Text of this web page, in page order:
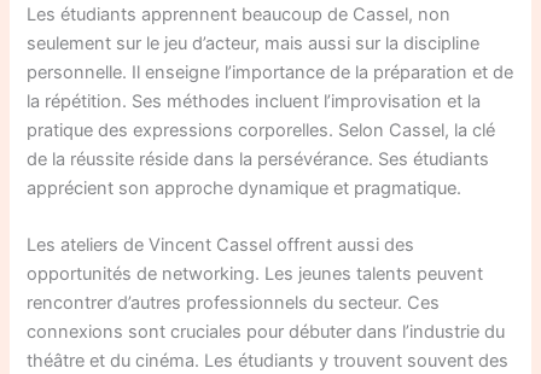
Les étudiants apprennent beaucoup de Cassel, non
seulement sur le jeu d’acteur, mais aussi sur la discipline
personnelle. Il enseigne l’importance de la préparation et de
la répétition. Ses méthodes incluent l’improvisation et la
pratique des expressions corporelles. Selon Cassel, la clé
de la réussite réside dans la persévérance. Ses étudiants
apprécient son approche dynamique et pragmatique.
Les ateliers de Vincent Cassel offrent aussi des
opportunités de networking. Les jeunes talents peuvent
rencontrer d’autres professionnels du secteur. Ces
connexions sont cruciales pour débuter dans l’industrie du
théâtre et du cinéma. Les étudiants y trouvent souvent des